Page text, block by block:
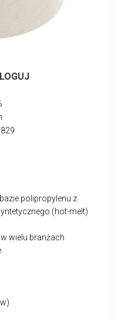
polipropylenu z
(hot-melt)
wielu branżach